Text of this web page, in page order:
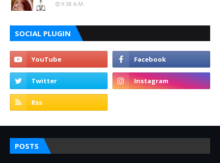
9:38 A.m.
SOCIAL PLUGIN
POSTS